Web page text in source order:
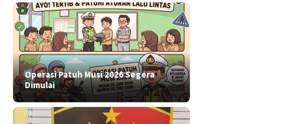
Operasi Patuh Musi 2026 Segera
Dimulai